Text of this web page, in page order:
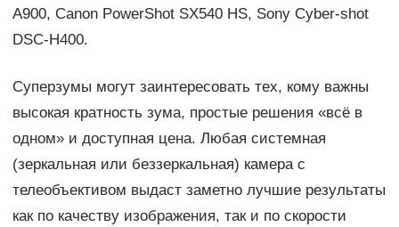
A900, Canon PowerShot SX540 HS, Sony Cyber-shot
DSC-H400.
Суперзумы могут заинтересовать тех, кому важны
высокая кратность зума, простые решения «всё в
одном» и доступная цена. Любая системная
(зеркальная или беззеркальная) камера с
телеобъективом выдаст заметно лучшие результаты
как по качеству изображения, так и по скорости